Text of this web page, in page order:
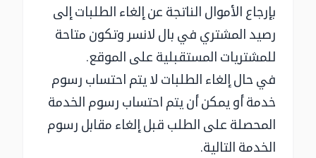
بإرجاع الأموال الناتجة عن إلغاء الطلبات إلى
رصيد المشتري في بال لانسر وتكون متاحة
للمشتريات المستقبلية على الموقع.
في حال إلغاء الطلبات لا يتم احتساب رسوم
خدمة أو يمكن أن يتم احتساب رسوم الخدمة
المحصلة على الطلب قبل إلغاء مقابل رسوم
الخدمة التالية.